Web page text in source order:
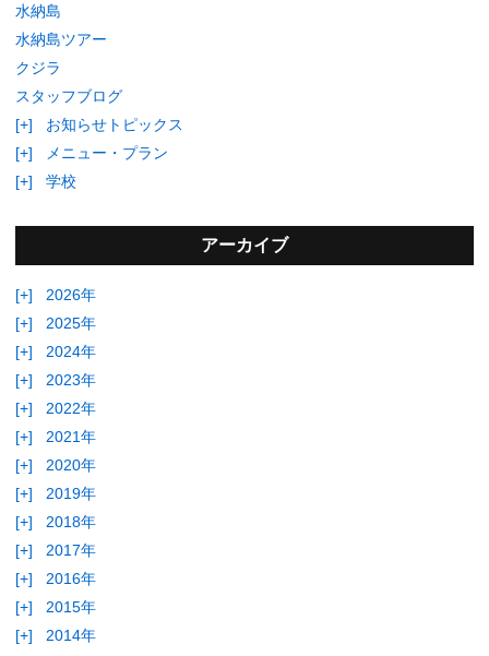
水納島
水納島ツアー
クジラ
スタッフブログ
[+]
お知らせトピックス
[+]
メニュー・プラン
[+]
学校
アーカイブ
[+]
2026年
[+]
2025年
[+]
2024年
[+]
2023年
[+]
2022年
[+]
2021年
[+]
2020年
[+]
2019年
[+]
2018年
[+]
2017年
[+]
2016年
[+]
2015年
[+]
2014年